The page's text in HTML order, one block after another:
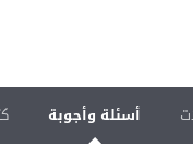
أسئلة وأجوبة